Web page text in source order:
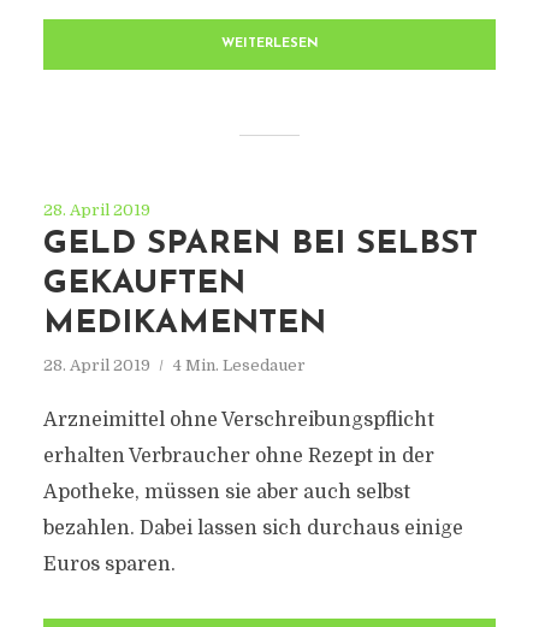
WEITERLESEN
28. April 2019
GELD SPAREN BEI SELBST
GEKAUFTEN
MEDIKAMENTEN
28. April 2019 4 Min. Lesedauer
Arzneimittel ohne Verschreibungspflicht
erhalten Verbraucher ohne Rezept in der
Apotheke, müssen sie aber auch selbst
bezahlen. Dabei lassen sich durchaus einige
Euros sparen.